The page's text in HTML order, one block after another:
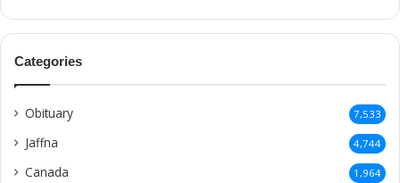
Categories
Obituary 7,533
Jaffna 4,744
Canada 1,964